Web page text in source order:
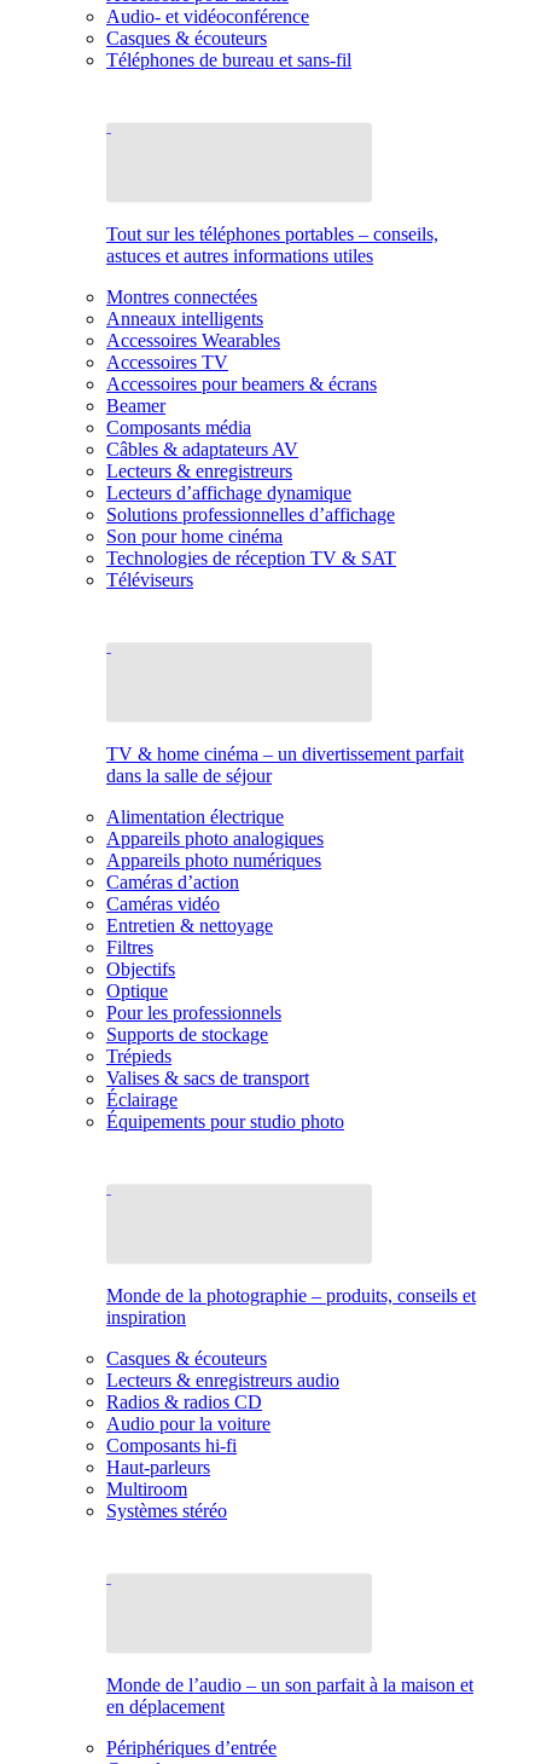
Audio- et vidéoconférence
Casques & écouteurs
Téléphones de bureau et sans-fil
Tout sur les téléphones portables – conseils,
astuces et autres informations utiles
Montres connectées
Anneaux intelligents
Accessoires Wearables
Accessoires TV
Accessoires pour beamers & écrans
Beamer
Composants média
Câbles & adaptateurs AV
Lecteurs & enregistreurs
Lecteurs d’affichage dynamique
Solutions professionnelles d’affichage
Son pour home cinéma
Technologies de réception TV & SAT
Téléviseurs
TV & home cinéma – un divertissement parfait
dans la salle de séjour
Alimentation électrique
Appareils photo analogiques
Appareils photo numériques
Caméras d’action
Caméras vidéo
Entretien & nettoyage
Filtres
Objectifs
Optique
Pour les professionnels
Supports de stockage
Trépieds
Valises & sacs de transport
Éclairage
Équipements pour studio photo
Monde de la photographie – produits, conseils et
inspiration
Casques & écouteurs
Lecteurs & enregistreurs audio
Radios & radios CD
Audio pour la voiture
Composants hi-fi
Haut-parleurs
Multiroom
Systèmes stéréo
Monde de l’audio – un son parfait à la maison et
en déplacement
Périphériques d’entrée